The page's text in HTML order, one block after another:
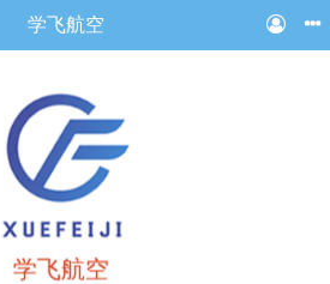
学飞航空
学飞航空